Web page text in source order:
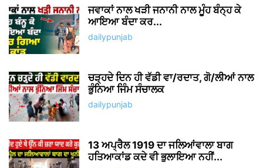
ਜਵਾਕਾਂ ਨਾਲ ਖੜੀ ਜਨਾਨੀ ਨਾਲ ਮੂੰਹ ਬੰਨ੍ਹ ਕੇ
ਆਇਆ ਬੰਦਾ ਕਰ...
dailypunjab
ਚੜ੍ਹਦੇ ਦਿਨ ਹੀ ਵੱਡੀ ਵਾ/ਰਦਾਤ, ਗੋ/ਲੀਆਂ ਨਾਲ
ਭੁੰਨਿਆ ਜਿੰਮ ਸੰਚਾਲਕ
dailypunjab
13 ਅਪ੍ਰੈਲ 1919 ਦਾ ਜਲਿਆਂਵਾਲਾ ਬਾਗ
ਹਤਿਆਕਾਂਡ ਕਦੇ ਵੀ ਭੁਲਾਇਆ ਨਹੀਂ...